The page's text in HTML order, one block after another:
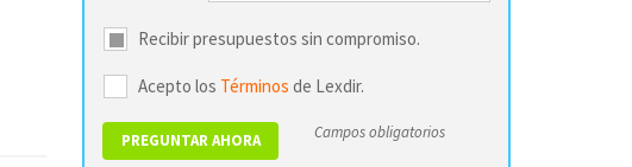
Recibir presupuestos sin compromiso.
Acepto los Términos de Lexdir.
Campos obligatorios